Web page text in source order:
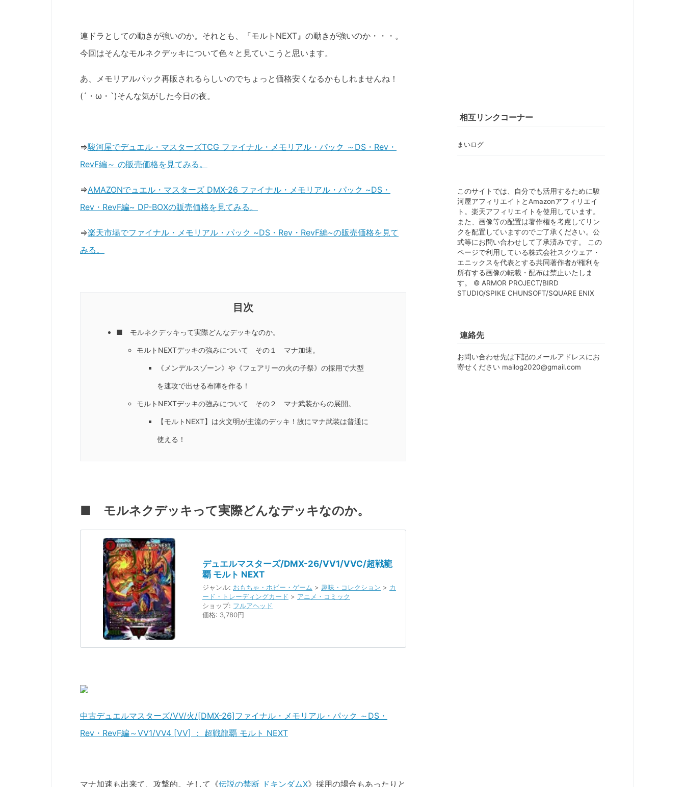
連ドラとしての動きが強いのか。それとも、『モルトNEXT』の動きが強いのか・・・。
今回はそんなモルネクデッキについて色々と見ていこうと思います。
あ、メモリアルパック再販されるらしいのでちょっと価格安くなるかもしれませんね！
(´・ω・`)そんな気がした今日の夜。
⇒駿河屋でデュエル・マスターズTCG ファイナル・メモリアル・パック ～DS・Rev・
RevF編～ の販売価格を見てみる。
⇒AMAZONでュエル・マスターズ DMX-26 ファイナル・メモリアル・パック ~DS・
Rev・RevF編~ DP-BOXの販売価格を見てみる。
⇒楽天市場でファイナル・メモリアル・パック ~DS・Rev・RevF編~の販売価格を見て
みる。
■ モルネクデッキって実際どんなデッキなのか。
モルトNEXTデッキの強みについて その１ マナ加速。
《メンデルスゾーン》や《フェアリーの火の子祭》の採用で大型
を速攻で出せる布陣を作る！
モルトNEXTデッキの強みについて その２ マナ武装からの展開。
【モルトNEXT】は火文明が主流のデッキ！故にマナ武装は普通に
使える！
■ モルネクデッキって実際どんなデッキなのか。
デュエルマスターズ/DMX-26/VV1/VVC/超戦龍
覇 モルト NEXT
ジャンル: おもちゃ・ホビー・ゲーム > 趣味・コレクション > カ
ード・トレーディングカード > アニメ・コミック
ショップ: フルアヘッド
価格: 3,780円
中古デュエルマスターズ/VV/火/[DMX-26]ファイナル・メモリアル・パック ～DS・
Rev・RevF編～VV1/VV4 [VV] ： 超戦龍覇 モルト NEXT
マナ加速も出来て、攻撃的。そして《伝説の禁断 ドキンダムX》採用の場合もあったりと
相互リンクコーナー
まいログ
このサイトでは、自分でも活用するために駿
河屋アフィリエイトとAmazonアフィリエイ
ト。楽天アフィリエイトを使用しています。
また、画像等の配置は著作権を考慮してリン
クを配置していますのでご了承ください。公
式等にお問い合わせして了承済みです。 この
ページで利用している株式会社スクウェア・
エニックスを代表とする共同著作者が権利を
所有する画像の転載・配布は禁止いたしま
す。 © ARMOR PROJECT/BIRD
STUDIO/SPIKE CHUNSOFT/SQUARE ENIX
連絡先
お問い合わせ先は下記のメールアドレスにお
寄せください mailog2020@gmail.com